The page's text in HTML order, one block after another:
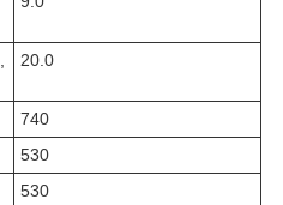
20.0
740
530
530